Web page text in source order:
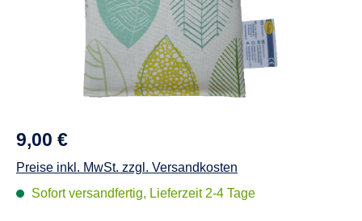
9,00 €
Preise inkl. MwSt. zzgl. Versandkosten
Sofort versandfertig, Lieferzeit 2-4 Tage